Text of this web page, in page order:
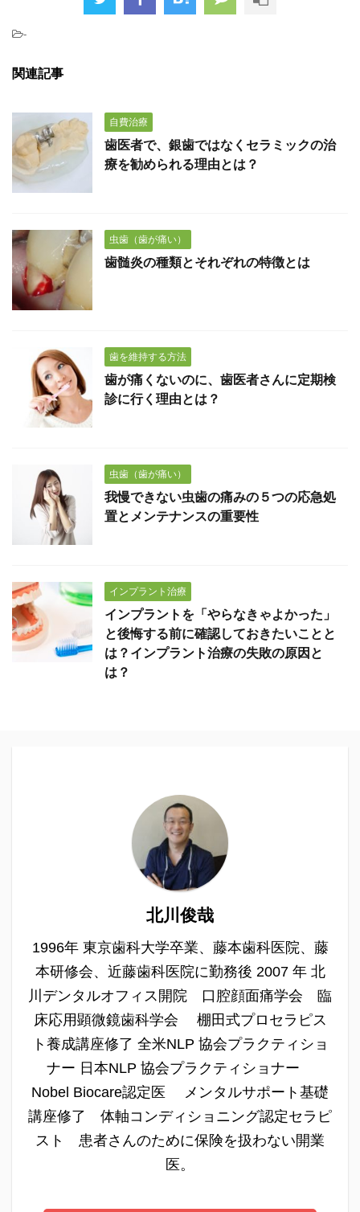
-
関連記事
自費治療
歯医者で、銀歯ではなくセラミックの治
療を勧められる理由とは？
虫歯（歯が痛い）
歯髄炎の種類とそれぞれの特徴とは
歯を維持する方法
歯が痛くないのに、歯医者さんに定期検
診に行く理由とは？
虫歯（歯が痛い）
我慢できない虫歯の痛みの５つの応急処
置とメンテナンスの重要性
インプラント治療
インプラントを「やらなきゃよかった」
と後悔する前に確認しておきたいことと
は？インプラント治療の失敗の原因と
は？
北川俊哉
1996年 東京歯科大学卒業、藤本歯科医院、藤
本研修会、近藤歯科医院に勤務後 2007 年 北
川デンタルオフィス開院 口腔顔面痛学会 臨
床応用顕微鏡歯科学会 棚田式プロセラピス
ト養成講座修了 全米NLP 協会プラクティショ
ナー 日本NLP 協会プラクティショナー
Nobel Biocare認定医 メンタルサポート基礎
講座修了 体軸コンディショニング認定セラピ
スト 患者さんのために保険を扱わない開業
医。